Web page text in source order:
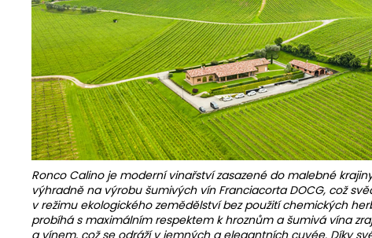
Ronco Calino je moderní vinařství zasazené do malebné
výhradně na výrobu šumivých vín Franciacorta DOCG, což
v režimu ekologického zemědělství bez použití chemických
probíhá s maximálním respektem k hroznům a šumivá vína